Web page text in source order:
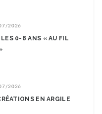
2026
LES 0-8 ANS « AU FIL
2026
EN ARGILE